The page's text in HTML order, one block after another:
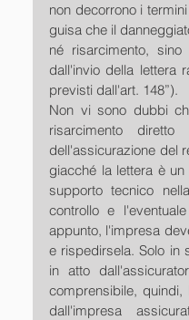
non decorrono i
guisa che il
né risarcimento,
dall'invio della lettera
previsti dall'art. 148”).
Non vi sono dubbi
risarcimento
dell'assicurazione del
giacché la lettera è
supporto tecnico
controllo e
appunto, l'impresa
e rispedirsela. Solo in
in atto
comprensibile,
dall'impresa